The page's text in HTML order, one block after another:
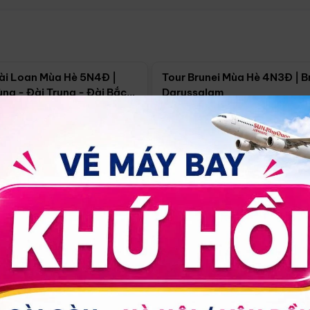
Loan Mùa Hè 5N4Đ |
- Đài Trung - Đài Bắc
18/09
Tour Brunei Mùa Hè 4N3Đ |
Darussalam
Hồ Chí Minh 4N3Đ
30/08 17/09 24/09
14.499.000đ Xem chi